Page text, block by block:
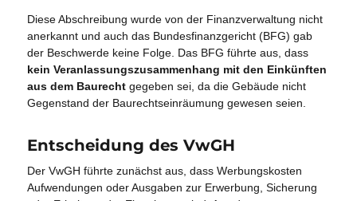
Diese Abschreibung wurde von der Finanzverwaltung nicht
anerkannt und auch das Bundesfinanzgericht (BFG) gab
der Beschwerde keine Folge. Das BFG führte aus, dass
kein Veranlassungszusammenhang mit den Einkünften
aus dem Baurecht gegeben sei, da die Gebäude nicht
Gegenstand der Baurechtseinräumung gewesen seien.
Entscheidung des VwGH
Der VwGH führte zunächst aus, dass Werbungskosten
Aufwendungen oder Ausgaben zur Erwerbung, Sicherung